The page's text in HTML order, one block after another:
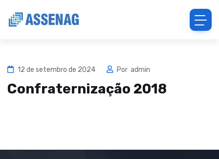
12 de setembro de 2024 Por admin
Confraternização 2018